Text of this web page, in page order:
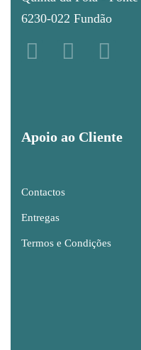
6230-022 Fundão
Apoio ao Cliente
Contactos
Entregas
Termos e Condições